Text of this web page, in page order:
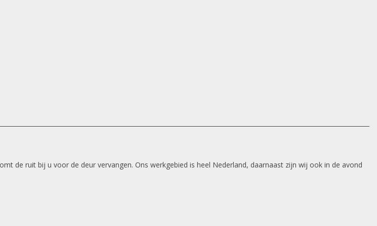
de ruit bij u voor de deur vervangen. Ons werkgebied is heel Nederland, daarnaast zijn wij ook in de avond